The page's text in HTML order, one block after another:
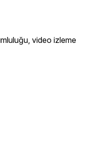
video izleme